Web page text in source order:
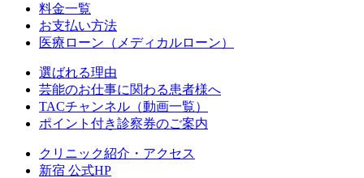
料金一覧
お支払い方法
医療ローン（メディカルローン）
選ばれる理由
芸能のお仕事に関わる患者様へ
TACチャンネル（動画一覧）
ポイント付き診察券のご案内
クリニック紹介・アクセス
新宿 公式HP